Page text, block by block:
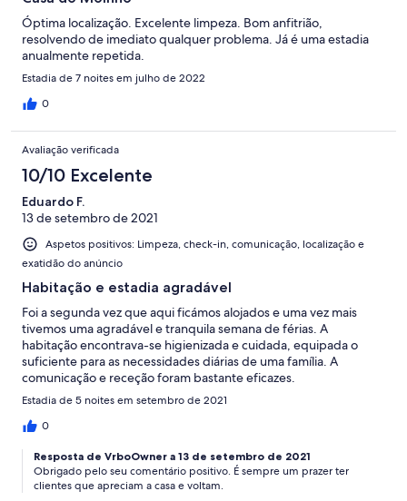
Óptima localização. Excelente limpeza. Bom anfitrião,
resolvendo de imediato qualquer problema. Já é uma estadia
anualmente repetida.
Estadia de 7 noites em julho de 2022
0
Avaliação verificada
10/10 Excelente
Eduardo F.
13 de setembro de 2021
Aspetos positivos: Limpeza, check-in, comunicação, localização e
exatidão do anúncio
Habitação e estadia agradável
Foi a segunda vez que aqui ficámos alojados e uma vez mais
tivemos uma agradável e tranquila semana de férias. A
habitação encontrava-se higienizada e cuidada, equipada o
suficiente para as necessidades diárias de uma família. A
comunicação e receção foram bastante eficazes.
Estadia de 5 noites em setembro de 2021
0
Resposta de VrboOwner a 13 de setembro de 2021
Obrigado pelo seu comentário positivo. É sempre um prazer ter
clientes que apreciam a casa e voltam.